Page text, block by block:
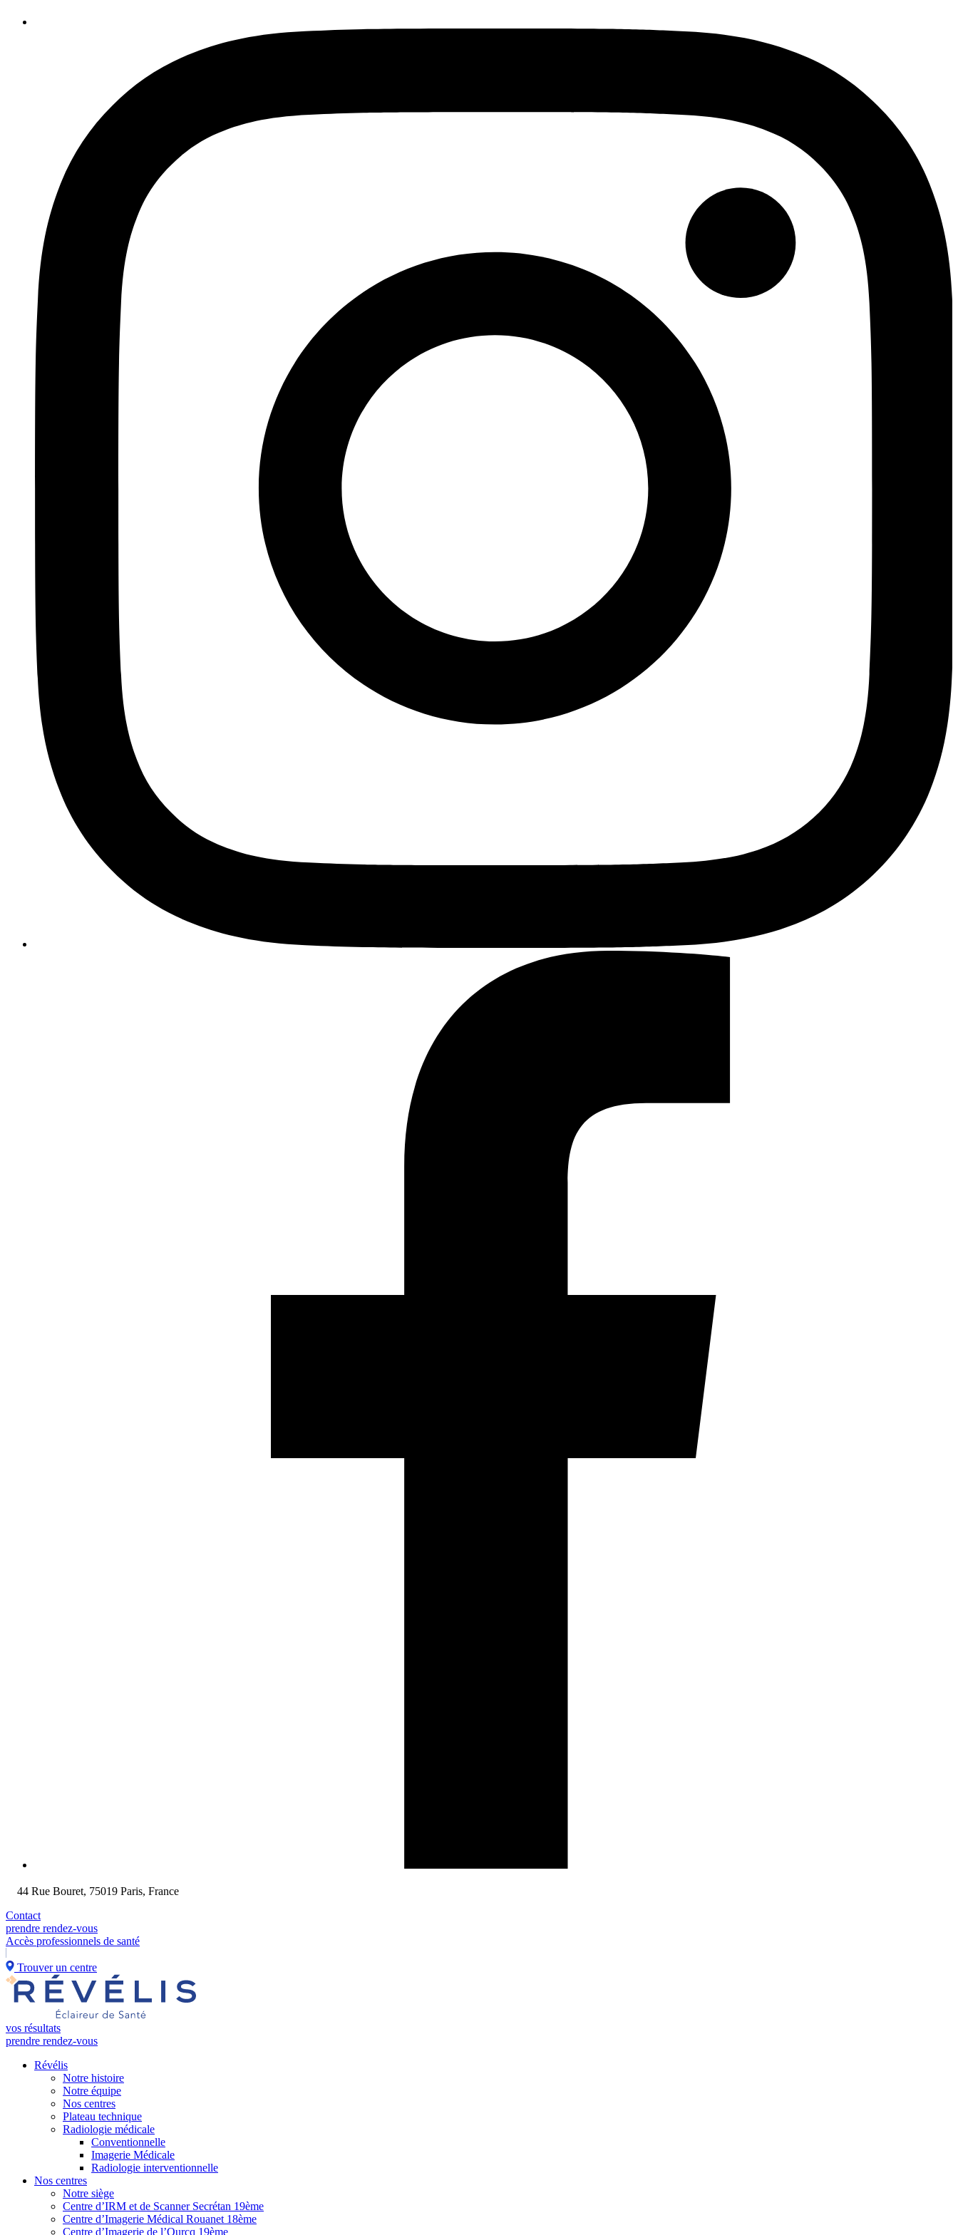
44 Rue Bouret, 75019 Paris, France
Contact
prendre rendez-vous
Accès professionnels de santé
Trouver un centre
vos résultats
prendre rendez-vous
Révélis
Notre histoire
Notre équipe
Nos centres
Plateau technique
Radiologie médicale
Conventionnelle
Imagerie Médicale
Radiologie interventionnelle
Nos centres
Notre siège
Centre d’IRM et de Scanner Secrétan 19ème
Centre d’Imagerie Médical Rouanet 18ème
Centre d’Imagerie de l’Ourcq 19ème